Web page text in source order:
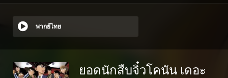
พากย์ไทย
ยอดนักสืบจิ๋วโคนัน เดอะ